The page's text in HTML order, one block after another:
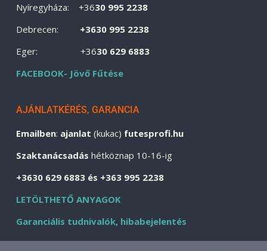
Nyíregyháza: +3630 995 2238
Debrecen: +3630 995 2238
Eger: +3630 629 6883
FACEBOOK- Jövő Fűtése
AJÁNLATKÉRÉS, GARANCIA
Emailben: ajanlat (kukac) futesprofi.hu
Szaktanácsadás hétköznap 10-16-ig
+3630 629 6883 és +363 995 2238
LETÖLTHETŐ ANYAGOK
Garanciális tudnivalók, hibabejelentés